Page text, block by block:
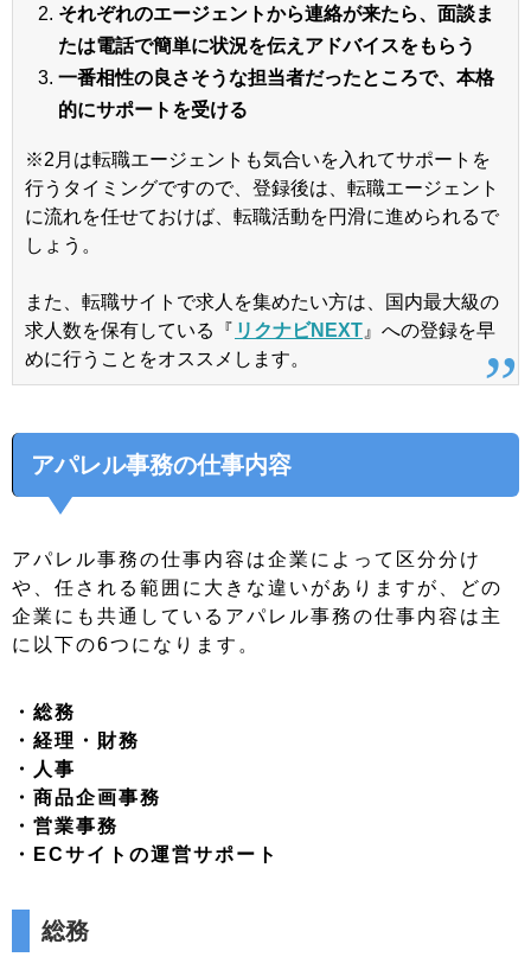
それぞれのエージェントから連絡が来たら、面談ま
たは電話で簡単に状況を伝えアドバイスをもらう
一番相性の良さそうな担当者だったところで、本格
的にサポートを受ける
※2月は転職エージェントも気合いを入れてサポートを
行うタイミングですので、登録後は、転職エージェント
に流れを任せておけば、転職活動を円滑に進められるで
しょう。
また、転職サイトで求人を集めたい方は、国内最大級の
求人数を保有している『 リクナビNEXT 』への登録を早
めに行うことをオススメします。
アパレル事務の仕事内容
アパレル事務の仕事内容は企業によって区分分け
や、任される範囲に大きな違いがありますが、どの
企業にも共通しているアパレル事務の仕事内容は主
に以下の6つになります。
・総務
・経理・財務
・人事
・商品企画事務
・営業事務
・ECサイトの運営サポート
総務